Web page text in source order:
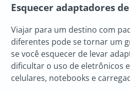
Esquecer adaptadores
Viajar para um destino com
diferentes pode se tornar um
se você esquecer de levar
dificultar o uso de eletrônicos
celulares, notebooks e